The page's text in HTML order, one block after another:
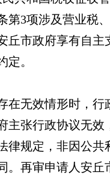
第3项涉及营业税
丘市政府享有自主
。
在无效情形时，行
主张行政协议无效
律规定，非因公共
。再审申请人安丘